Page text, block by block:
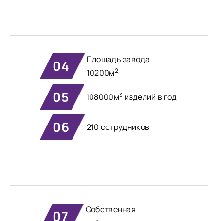
04
Площадь завода
10200м2
05 108000м3 изделий в год
06 210 сотрудников
07
Собственная